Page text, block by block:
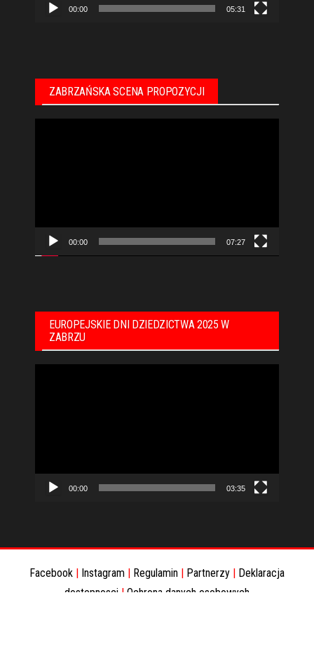
00:00 05:31
ZABRZAŃSKA SCENA PROPOZYCJI
00:00 07:27
EUROPEJSKIE DNI DZIEDZICTWA 2025 W
ZABRZU
00:00 03:35
Facebook | Instagram | Regulamin | Partnerzy | Deklaracja
dostepnosci | Ochrona danych osobowych